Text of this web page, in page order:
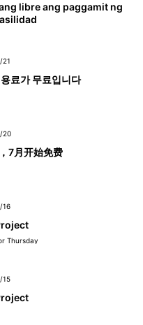
libre ang paggamit ng
21
료가 무료입니다
20
7月开始免费
16
Thursday
15